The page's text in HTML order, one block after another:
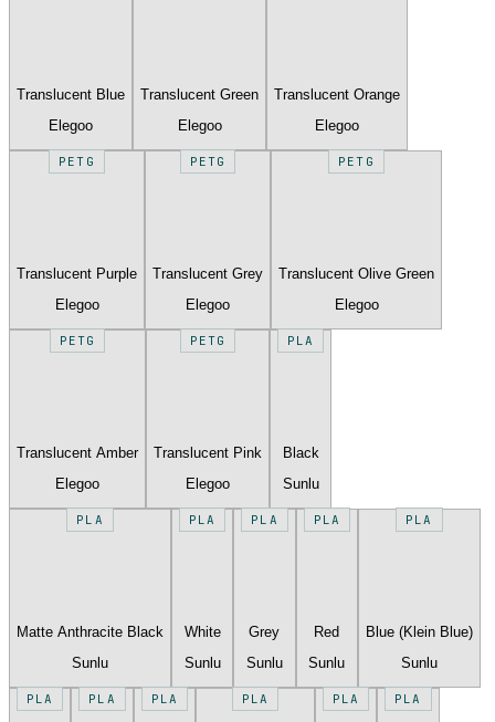
Translucent Blue
Elegoo
Translucent Green
Elegoo
Translucent Orange
Elegoo
PETG
Translucent Purple
Elegoo
PETG
Translucent Grey
Elegoo
PETG
Translucent Olive Green
Elegoo
PETG
Translucent Amber
Elegoo
PETG
Translucent Pink
Elegoo
PLA
Black
Sunlu
PLA
Matte Anthracite Black
Sunlu
PLA
White
Sunlu
PLA
Grey
Sunlu
PLA
Red
Sunlu
PLA
Blue (Klein Blue)
Sunlu
PLA PLA PLA PLA PLA PLA